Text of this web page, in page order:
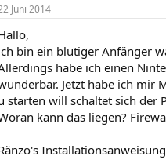
Juni 2014
bin ein blutiger Anfänger
habe ich einen
Jetzt habe ich mir
starten will schaltet sich der
kann das liegen?